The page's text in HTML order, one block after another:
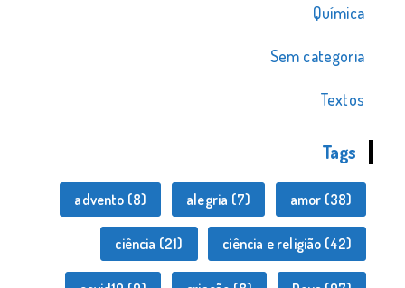
Química
Sem categoria
Textos
Tags
advento (8) alegria (7) amor (38)
ciência (21) ciência e religião (42)